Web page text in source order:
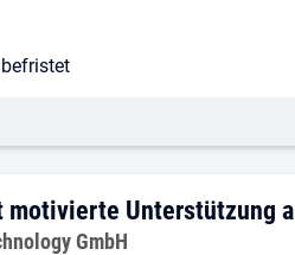
ab sofort
motivierte Unterstützung
GmbH